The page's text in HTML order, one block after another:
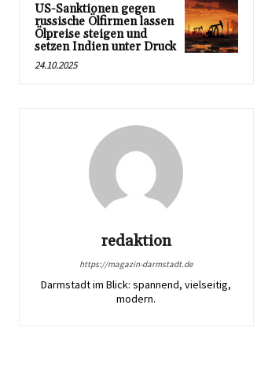
US-Sanktionen gegen
russische Ölfirmen lassen
Ölpreise steigen und
setzen Indien unter Druck
24.10.2025
redaktion
https://magazin-darmstadt.de
Darmstadt im Blick: spannend, vielseitig,
modern.